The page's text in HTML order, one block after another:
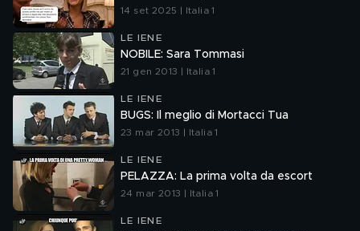
14 set 2025 | Italia 1
LE IENE
NOBILE: Sara Tommasi
21 gen 2013 | Italia 1
LE IENE
BUGS: Il meglio di Mortacci Tua
23 mar 2013 | Italia 1
LE IENE
PELAZZA: La prima volta da escort
24 mar 2013 | Italia 1
LE IENE